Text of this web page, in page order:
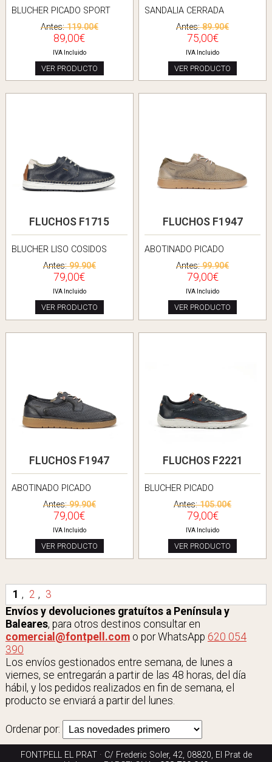
BLUCHER PICADO SPORT
Antes:119.00€
89,00€
IVA Incluido
VER PRODUCTO
SANDALIA CERRADA
Antes:89.90€
75,00€
IVA Incluido
VER PRODUCTO
FLUCHOS F1715
BLUCHER LISO COSIDOS
Antes:99.90€
79,00€
IVA Incluido
VER PRODUCTO
FLUCHOS F1947
ABOTINADO PICADO
Antes:99.90€
79,00€
IVA Incluido
VER PRODUCTO
FLUCHOS F1947
ABOTINADO PICADO
Antes:99.90€
79,00€
IVA Incluido
VER PRODUCTO
FLUCHOS F2221
BLUCHER PICADO
Antes:105.00€
79,00€
IVA Incluido
VER PRODUCTO
1 , 2 , 3
Envíos y devoluciones gratuítos a Península y
Baleares, para otros destinos consultar en
comercial@fontpell.como por WhatsApp 620 054
390
Los envíos gestionados entre semana, de lunes a
viernes, se entregarán a partir de las 48 horas, del día
hábil, y los pedidos realizados en fin de semana, el
producto se enviará a partir del lunes.
Ordenar por:
FONTPELL EL PRAT · C/ Frederic Soler, 42, 08820, El Prat de